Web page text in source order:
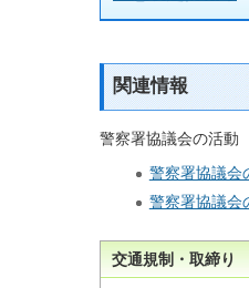
関連情報
警察署協議会の活動
警察署協議会
警察署協議会
交通規制・取締り